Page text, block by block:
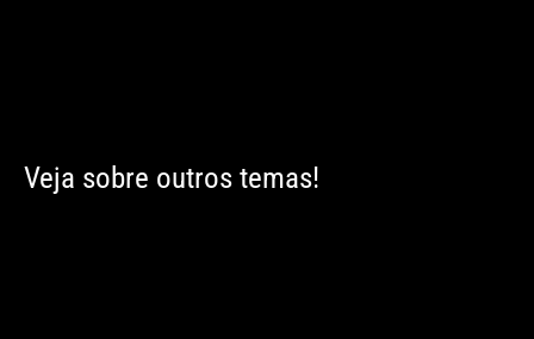
Veja sobre outros temas!